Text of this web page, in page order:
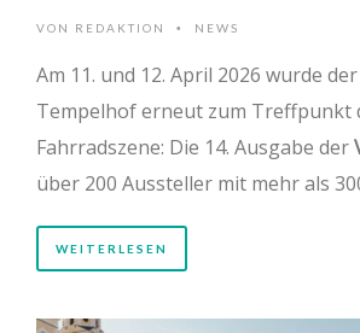
VON REDAKTION • NEWS
Am 11. und 12. April 2026 wurde
Tempelhof erneut zum Treffpunkt
Fahrradszene: Die 14. Ausgabe der
über 200 Aussteller mit mehr als
WEITERLESEN